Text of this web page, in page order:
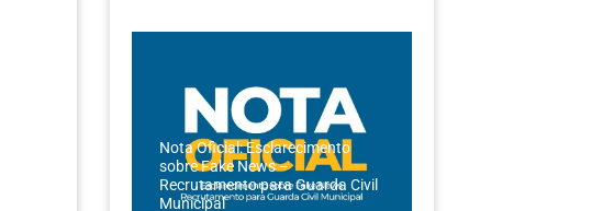
Nota Oficial: Esclarecimento
sobre Fake News –
Recrutamento para Guarda Civil
Municipal